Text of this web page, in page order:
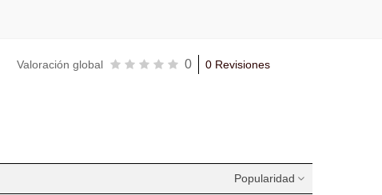
Valoración global 0 0 Revisiones
Popularidad